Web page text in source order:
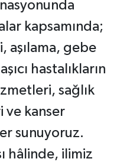
kapsamında;
aşılama, gebe
hastalıkların
sağlık
ve kanser
sunuyoruz.
hâlinde, ilimiz